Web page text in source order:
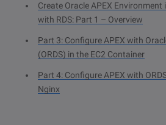
Create Oracle APEX
with RDS: Part 1 – Overview
Part 3: Configure APEX with
(ORDS) in the EC2 Container
Part 4: Configure APEX with
Nginx